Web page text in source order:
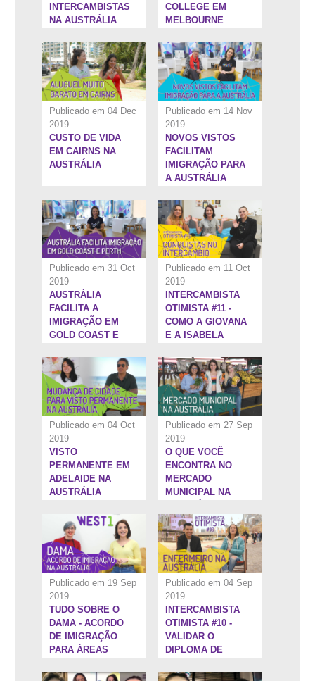
INTERCAMBISTAS
NA AUSTRÁLIA
COLLEGE EM
MELBOURNE
Publicado em 04 Dec
2019
CUSTO DE VIDA
EM CAIRNS NA
AUSTRÁLIA
Publicado em 14 Nov
2019
NOVOS VISTOS
FACILITAM
IMIGRAÇÃO PARA
A AUSTRÁLIA
Publicado em 31 Oct
2019
3:25''
AUSTRÁLIA
FACILITA A
IMIGRAÇÃO EM
GOLD COAST E
Publicado em 11 Oct
2019
INTERCAMBISTA
OTIMISTA #11 -
COMO A GIOVANA
E A ISABELA
OS OBJETIVOS
NO INTERCÂMBIO
Publicado em 04 Oct
2019
VISTO
PERMANENTE EM
ADELAIDE NA
AUSTRÁLIA
Publicado em 27 Sep
2019
20:41''
O QUE VOCÊ
ENCONTRA NO
MERCADO
MUNICIPAL NA
Publicado em 19 Sep
2019
21:34''
TUDO SOBRE O
DAMA - ACORDO
DE IMIGRAÇÃO
PARA ÁREAS
AUSTRÁLIA
Publicado em 04 Sep
2019
18:41''
INTERCAMBISTA
OTIMISTA #10 -
VALIDAR O
DIPLOMA DE
AUSTRÁLIA
1:37:51'' 1:21:45''